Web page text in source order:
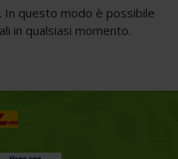
In questo modo è possibile
in qualsiasi momento.